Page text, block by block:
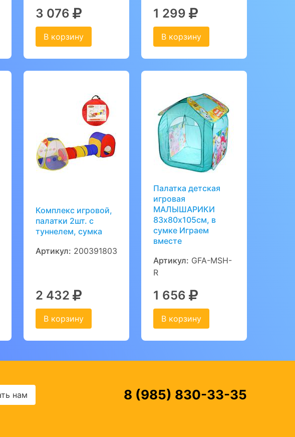
3 076
В корзину
1 299
В корзину
Комплекс игровой,
палатки 2шт. с
туннелем, сумка
Артикул: 200391803
2 432
В корзину
Палатка детская
игровая
МАЛЫШАРИКИ
83х80х105см, в
сумке Играем
вместе
Артикул: GFA-MSH-
R
1 656
В корзину
нам 8 (985) 830-33-35